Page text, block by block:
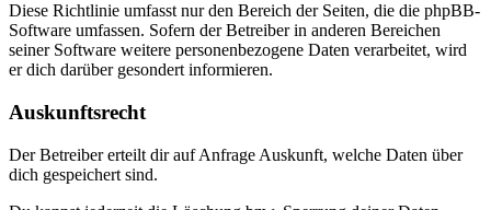
Diese Richtlinie umfasst nur den Bereich der Seiten, die die phpBB-
Software umfassen. Sofern der Betreiber in anderen Bereichen
seiner Software weitere personenbezogene Daten verarbeitet, wird
er dich darüber gesondert informieren.
Auskunftsrecht
Der Betreiber erteilt dir auf Anfrage Auskunft, welche Daten über
dich gespeichert sind.